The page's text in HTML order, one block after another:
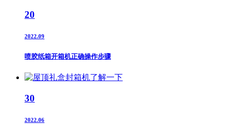
20
2022.09
喷胶纸箱开箱机正确操作步骤
30
2022.06